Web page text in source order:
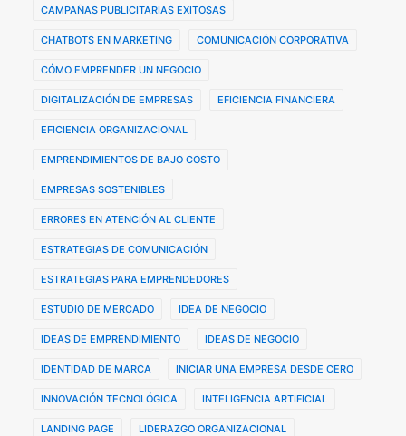
CAMPAÑAS PUBLICITARIAS EXITOSAS
CHATBOTS EN MARKETING COMUNICACIÓN CORPORATIVA
CÓMO EMPRENDER UN NEGOCIO
DIGITALIZACIÓN DE EMPRESAS EFICIENCIA FINANCIERA
EFICIENCIA ORGANIZACIONAL
EMPRENDIMIENTOS DE BAJO COSTO
EMPRESAS SOSTENIBLES
ERRORES EN ATENCIÓN AL CLIENTE
ESTRATEGIAS DE COMUNICACIÓN
ESTRATEGIAS PARA EMPRENDEDORES
ESTUDIO DE MERCADO IDEA DE NEGOCIO
IDEAS DE EMPRENDIMIENTO IDEAS DE NEGOCIO
IDENTIDAD DE MARCA INICIAR UNA EMPRESA DESDE CERO
INNOVACIÓN TECNOLÓGICA INTELIGENCIA ARTIFICIAL
LANDING PAGE LIDERAZGO ORGANIZACIONAL